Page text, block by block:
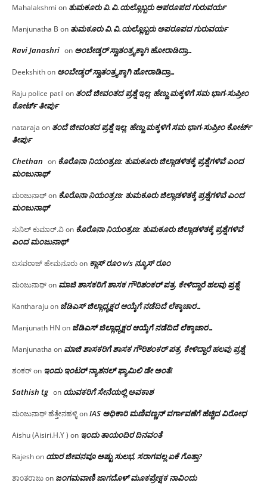
Mahalakshmi on ತುಮಕೂರು‌ ವಿ.ವಿ.ಯಲ್ಲೊಬ್ಬರು ಅಪರೂಪದ ಗುರುವರ್ಯ
Manjunatha B on ತುಮಕೂರು‌ ವಿ.ವಿ.ಯಲ್ಲೊಬ್ಬರು ಅಪರೂಪದ ಗುರುವರ್ಯ
Ravi Janashri on ಅಂಬೇಡ್ಕರ್ ಸ್ವಾತಂತ್ರ್ಯಕ್ಕಾಗಿ ಹೋರಾಡಿದ್ರಾ…
Deekshithon ಅಂಬೇಡ್ಕರ್ ಸ್ವಾತಂತ್ರ್ಯಕ್ಕಾಗಿ ಹೋರಾಡಿದ್ರಾ…
Raju police patil on ತಂದೆ ಜೀವಂತದ ಪ್ರಶ್ನೆ ಇಲ್ಲ: ಹೆಣ್ಣು ಮಕ್ಕಳಿಗೆ ಸಮ ಭಾಗ-ಸುಪ್ರೀಂ
ಕೋರ್ಟ್ ತೀರ್ಪು
nataraja on ತಂದೆ ಜೀವಂತದ ಪ್ರಶ್ನೆ ಇಲ್ಲ: ಹೆಣ್ಣು ಮಕ್ಕಳಿಗೆ ಸಮ ಭಾಗ-ಸುಪ್ರೀಂ ಕೋರ್ಟ್
ತೀರ್ಪು
Chethan on ಕೊರೊನಾ ನಿಯಂತ್ರಣ: ತುಮಕೂರು ಜಿಲ್ಲಾಡಳಿತಕ್ಕೆ ಪ್ರಶ್ನೆಗಳಿವೆ ಎಂದ
ಮಂಜು‌ನಾಥ್
ಮಂಜುನಾಥ್on ಕೊರೊನಾ ನಿಯಂತ್ರಣ: ತುಮಕೂರು ಜಿಲ್ಲಾಡಳಿತಕ್ಕೆ ಪ್ರಶ್ನೆಗಳಿವೆ ಎಂದ
ಮಂಜು‌ನಾಥ್
ಸುನಿಲ್ ಕುಮಾರ್.ವಿon ಕೊರೊನಾ ನಿಯಂತ್ರಣ: ತುಮಕೂರು ಜಿಲ್ಲಾಡಳಿತಕ್ಕೆ ಪ್ರಶ್ನೆಗಳಿವೆ
ಎಂದ ಮಂಜು‌ನಾಥ್
ಬಸವರಾಜ್ ಹೇಮನೂರುon ಕ್ಲಾಸ್ ರೂಂ v/s ನ್ಯೂಸ್ ರೂಂ
ಮಂಜುನಾಥ್on ಮಾಜಿ ಶಾಸಕರಿಗೆ ಶಾಸಕ ಗೌರಿಶಂಕರ್ ಪತ್ರ, ಕೇಳಿದ್ದಾರೆ ಹಲವು ಪ್ರಶ್ನೆ
Kantharajuon ಜೆಡಿಎಸ್ ಜಿಲ್ಲಾಧ್ಯಕ್ಷರ ಆಯ್ಕೆಗೆ ನಡೆದಿದೆ ಲೆಕ್ಕಾಚಾರ…
Manjunath HN on ಜೆಡಿಎಸ್ ಜಿಲ್ಲಾಧ್ಯಕ್ಷರ ಆಯ್ಕೆಗೆ ನಡೆದಿದೆ ಲೆಕ್ಕಾಚಾರ…
Manjunatha on ಮಾಜಿ ಶಾಸಕರಿಗೆ ಶಾಸಕ ಗೌರಿಶಂಕರ್ ಪತ್ರ, ಕೇಳಿದ್ದಾರೆ ಹಲವು ಪ್ರಶ್ನೆ
ಶಂಕರ್on ಇಂದು ಇಂಟರ್ ನ್ಯಾಶನಲ್ ಫ್ಯಾಮಿಲಿ ಡೇ ಅಂತೆ!
Sathish tg on ಯುವಕರಿಗೆ ಸೇನೆಯಲ್ಲಿ ಅವಕಾಶ
ಮಂಜುನಾಥ್ ಹೆತ್ತೇನಹಳ್ಳಿonIAS ಅಧಿಕಾರಿ ಮಣಿವಣ್ಣನ್ ವರ್ಗಾವಣೆಗೆ ಹೆಚ್ಚಿದ‌ ವಿರೋಧ
Aishu (Aisiri.H.Y ) on ಇಂದು ತಾಯಂದಿರ ದಿನವಂತೆ
Rajeshon ಯಾರ ಜೀವನವೂ ಅಷ್ಟು ಸುಲಭ, ಸರಾಗವಲ್ಲ ಏಕೆ ಗೊತ್ತಾ?
ಶಾಂತರಾಜುon ಜಂಗಮವಾಣಿ ಜಾಗದೊಳ್ ಮೂಕಪ್ರೇಕ್ಷಕ ನಾವಿಂದು